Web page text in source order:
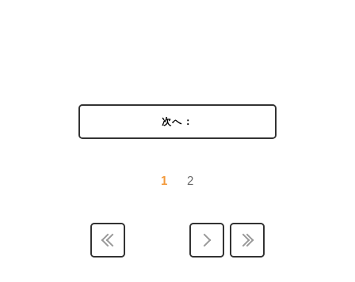
次へ：
1 2